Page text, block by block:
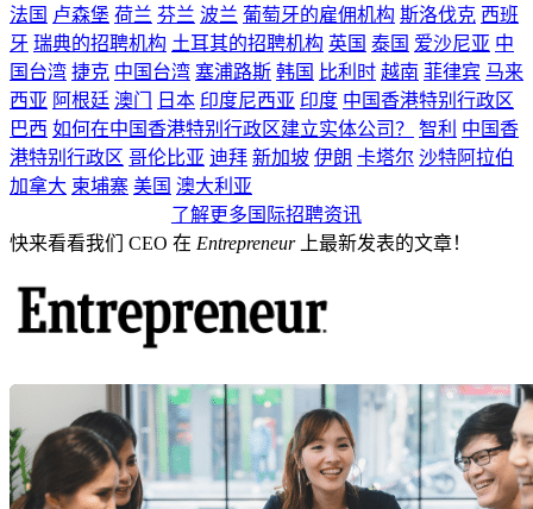
法国 卢森堡 荷兰 芬兰 波兰 葡萄牙的雇佣机构 斯洛伐克 西班
牙 瑞典的招聘机构 土耳其的招聘机构 英国 泰国 爱沙尼亚 中
国台湾 捷克 中国台湾 塞浦路斯 韩国 比利时 越南 菲律宾 马来
西亚 阿根廷 澳门 日本 印度尼西亚 印度 中国香港特别行政区
巴西 如何在中国香港特别行政区建立实体公司？ 智利 中国香
港特别行政区 哥伦比亚 迪拜 新加坡 伊朗 卡塔尔 沙特阿拉伯
加拿大 柬埔寨 美国 澳大利亚
了解更多国际招聘资讯
快来看看我们 CEO 在 Entrepreneur上最新发表的文章！